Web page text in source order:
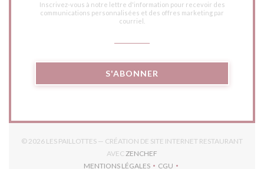
Inscrivez-vous à notre lettre d'information pour recevoir des
communications personnalisées et des offres marketing par
courriel.
S'ABONNER
© 2026 LES PAILLOTTES — CRÉATION DE SITE INTERNET RESTAURANT
AVEC ZENCHEF
MENTIONS LÉGALES
CGU